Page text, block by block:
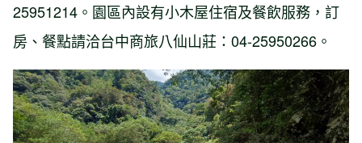
25951214。園區內設有小木屋住宿及餐飲服務，訂
房、餐點請洽台中商旅八仙山莊：04-25950266。